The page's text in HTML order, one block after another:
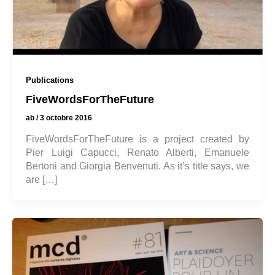
Publications
FiveWordsForTheFuture
ab /3 octobre 2016
FiveWordsForTheFuture is a project created by
Pier Luigi Capucci, Renato Alberti, Emanuele
Bertoni and Giorgia Benvenuti. As it’s title says, we
are […]